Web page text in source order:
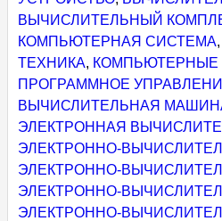
ВЫЧИСЛИТЕЛЬНЫЙ
КОМПЬЮТЕРНАЯ СИСТЕМА,
ТЕХНИКА, КОМПЬЮТЕРНЫЕ
ПРОГРАММНОЕ
ВЫЧИСЛИТЕЛЬНАЯ
ЭЛЕКТРОННАЯ
ЭЛЕКТРОННО-
ЭЛЕКТРОННО-
ЭЛЕКТРОННО-
ЭЛЕКТРОННО-